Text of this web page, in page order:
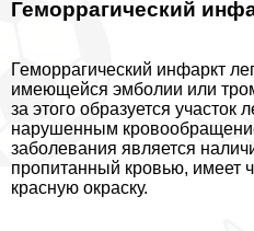
Геморрагический
Геморрагический инфаркт
имеющейся эмболии или
за этого образуется участок
нарушенным
заболевания является
пропитанный кровью, имеет
красную окраску.